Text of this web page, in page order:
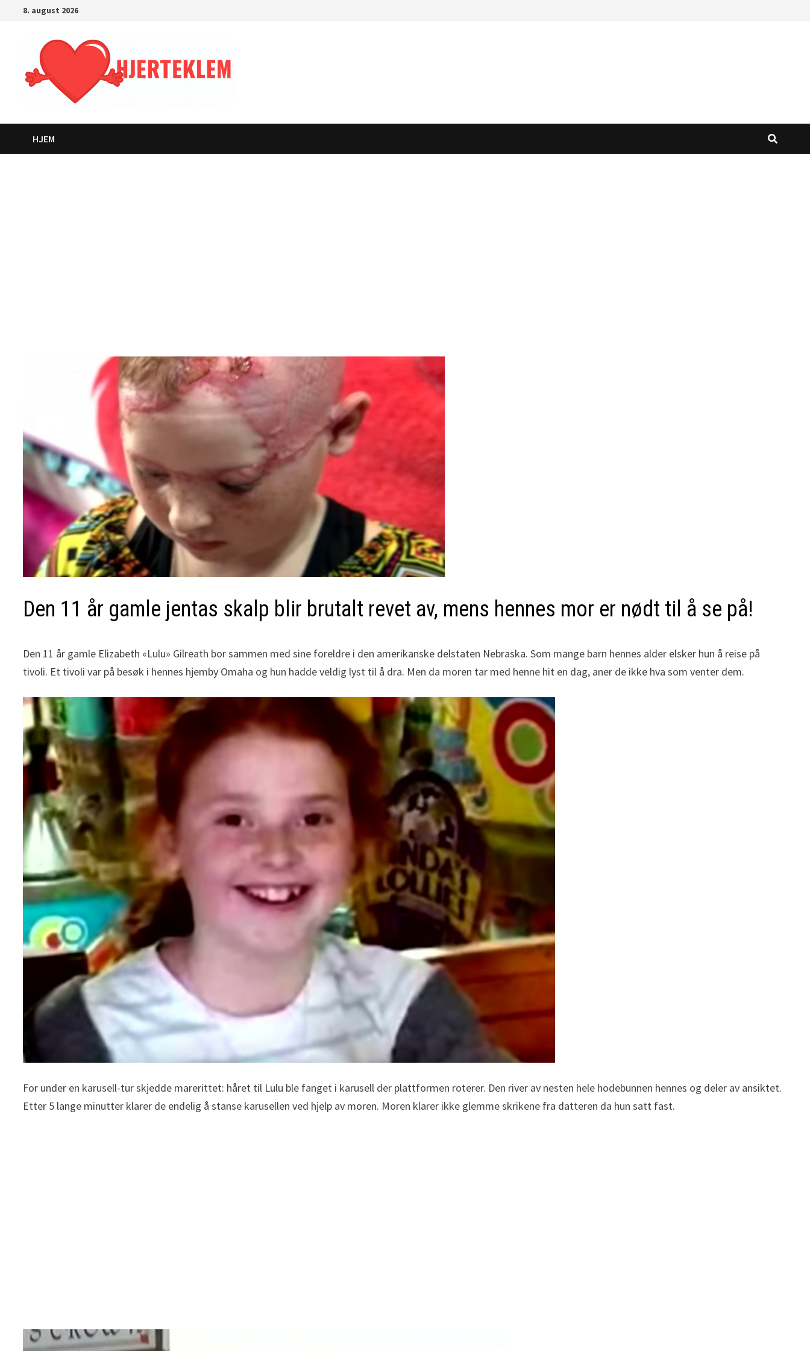
8. august 2026
HJEM
Den 11 år gamle jentas skalp blir brutalt revet av, mens hennes mor er nødt til å se på!
Den 11 år gamle Elizabeth «Lulu» Gilreath bor sammen med sine foreldre i den amerikanske delstaten Nebraska. Som mange barn hennes alder elsker hun å reise på
tivoli. Et tivoli var på besøk i hennes hjemby Omaha og hun hadde veldig lyst til å dra. Men da moren tar med henne hit en dag, aner de ikke hva som venter dem.
For under en karusell-tur skjedde marerittet: håret til Lulu ble fanget i karusell der plattformen roterer. Den river av nesten hele hodebunnen hennes og deler av ansiktet.
Etter 5 lange minutter klarer de endelig å stanse karusellen ved hjelp av moren. Moren klarer ikke glemme skrikene fra datteren da hun satt fast.